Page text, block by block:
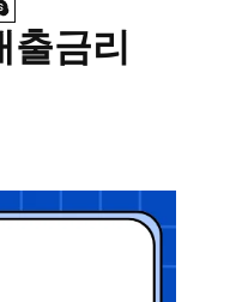
출금리